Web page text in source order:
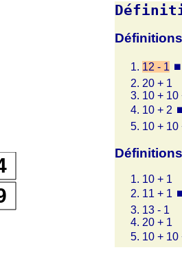
12 - 1 ⏹
20 + 1
10 + 10
10 + 2
10 + 10
10 + 1
11 + 1
13 - 1
20 + 1
10 + 10